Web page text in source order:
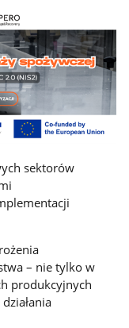
sektorów
– nie tylko w
produkcyjnych